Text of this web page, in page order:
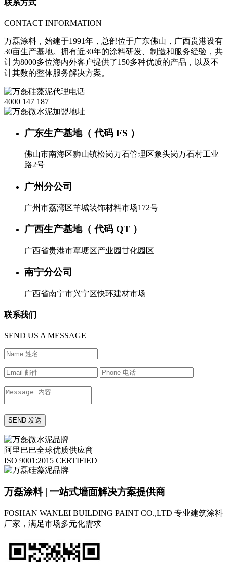
联系方式
CONTACT INFORMATION
万磊涂料，始建于1991年，总部位于广东佛山，广西贵港设有
30亩生产基地。拥有近30年的涂料研发、制造和服务经验，共
计为8000多位海内外客户提供了150多种优质的产品，以及不
计其数的整体服务解决方案。
4000 147 187
广东生产基地（ 代码 FS ）
佛山市南海区狮山镇松岗万石管理区象头岗万石村工业
路2号
广州分公司
广州市荔湾区羊城装饰材料市场172号
广西生产基地（ 代码 QT ）
广西省贵港市覃塘区产业园甘化园区
南宁分公司
广西省南宁市兴宁区快环建材市场
联系我们
SEND US A MESSAGE
阿里巴巴全球优质供应商
ISO 9001:2015 CERTIFIED
万磊涂料 | 一站式墙面解决方案提供商
FOSHAN WANLEI BUILDING PAINT CO.,LTD 专业建筑涂料
厂家，满足市场多元化需求